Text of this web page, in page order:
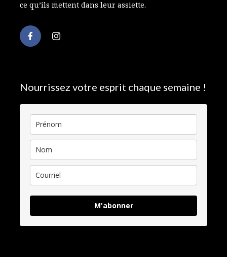
ce qu’ils mettent dans leur assiette.
Nourrissez votre esprit chaque semaine !
M'abonner